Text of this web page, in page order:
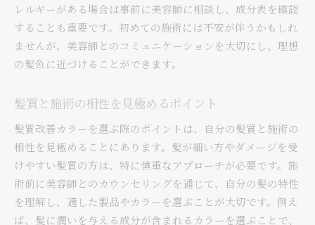
髪質改善カラーとエコフレンドリーな取り組み
サロンで人気の髪質改善カラー技術
トレンドを押さえた髪質改善カラーの選び方
髪質改善カラーで変わる！毎日のスタイリングの楽
髪質改善カラー後のスタイリングアイデア
毎日のスタイリングを楽しむためのポイント
髪質改善カラーで作るトレンド感のあるヘアメ
レルギーがある場合は事前に美容師に相談し、成分表を確認
することも重要です。初めての施術には不安が伴うかもしれ
ませんが、美容師とのコミュニケーションを大切にし、理想
の髪色に近づけることができます。
髪質と施術の相性を見極めるポイント
髪質改善カラーを選ぶ際のポイントは、自分の髪質と施術の
相性を見極めることにあります。髪が細い方やダメージを受
けやすい髪質の方は、特に慎重なアプローチが必要です。施
術前に美容師とのカウンセリングを通じて、自分の髪の特性
を理解し、適した製品やカラーを選ぶことが大切です。例え
ば、髪に潤いを与える成分が含まれるカラーを選ぶことで、